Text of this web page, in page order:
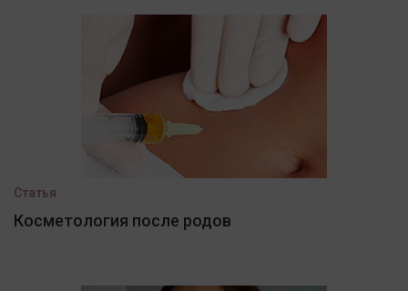
Статья
Косметология после родов